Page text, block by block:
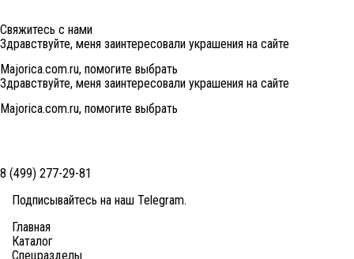
Свяжитесь с нами
Здравствуйте, меня заинтересовали украшения на сайте
Majorica.com.ru, помогите выбрать
Здравствуйте, меня заинтересовали украшения на сайте
Majorica.com.ru, помогите выбрать
8 (499) 277-29-81
Подписывайтесь на наш Telegram.
Главная
Каталог
Спецразделы